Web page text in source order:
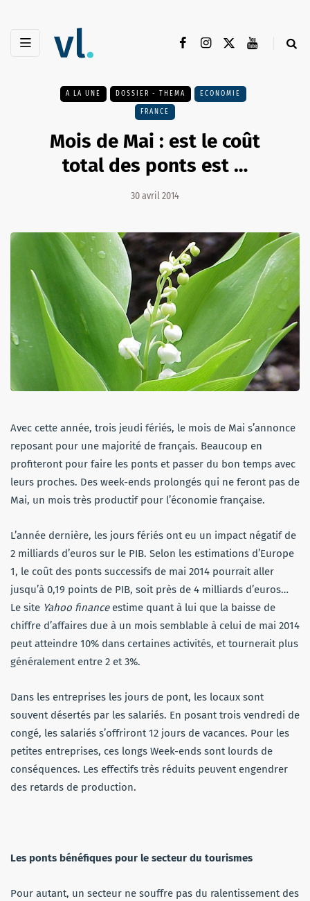
A LA UNE DOSSIER - THEMA ECONOMIE
FRANCE
Mois de Mai : est le coût
total des ponts est …
30 avril 2014
Avec cette année, trois jeudi fériés, le mois de Mai s’annonce
reposant pour une majorité de français. Beaucoup en
profiteront pour faire les ponts et passer du bon temps avec
leurs proches. Des week-ends prolongés qui ne feront pas de
Mai, un mois très productif pour l’économie française.
L’année dernière, les jours fériés ont eu un impact négatif de
2 milliards d’euros sur le PIB. Selon les estimations d’Europe
1, le coût des ponts successifs de mai 2014 pourrait aller
jusqu’à 0,19 points de PIB, soit près de 4 milliards d’euros…
Le site Yahoo financeestime quant à lui que la baisse de
chiffre d’affaires due à un mois semblable à celui de mai 2014
peut atteindre 10% dans certaines activités, et tournerait plus
généralement entre 2 et 3%.
Dans les entreprises les jours de pont, les locaux sont
souvent désertés par les salariés. En posant trois vendredi de
congé, les salariés s’offriront 12 jours de vacances. Pour les
petites entreprises, ces longs Week-ends sont lourds de
conséquences. Les effectifs très réduits peuvent engendrer
des retards de production.
Les ponts bénéfiques pour le secteur du tourismes
Pour autant, un secteur ne souffre pas du ralentissement des